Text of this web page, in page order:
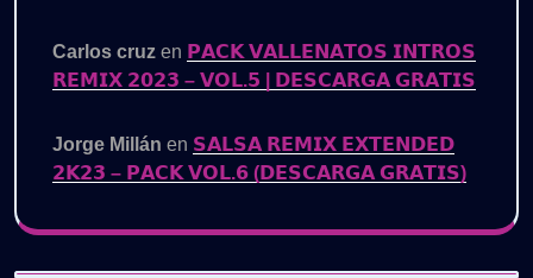
Carlos cruz en 𝗣𝗔𝗖𝗞 𝗩𝗔𝗟𝗟𝗘𝗡𝗔𝗧𝗢𝗦 𝗜𝗡𝗧𝗥𝗢𝗦
𝗥𝗘𝗠𝗜𝗫 𝟮𝟬𝟮𝟯 – 𝗩𝗢𝗟.𝟱 | 𝗗𝗘𝗦𝗖𝗔𝗥𝗚𝗔 𝗚𝗥𝗔𝗧𝗜𝗦
Jorge Millán en 𝗦𝗔𝗟𝗦𝗔 𝗥𝗘𝗠𝗜𝗫 𝗘𝗫𝗧𝗘𝗡𝗗𝗘𝗗
𝟮𝗞𝟮𝟯 – 𝗣𝗔𝗖𝗞 𝗩𝗢𝗟.𝟲 (𝗗𝗘𝗦𝗖𝗔𝗥𝗚𝗔 𝗚𝗥𝗔𝗧𝗜𝗦)